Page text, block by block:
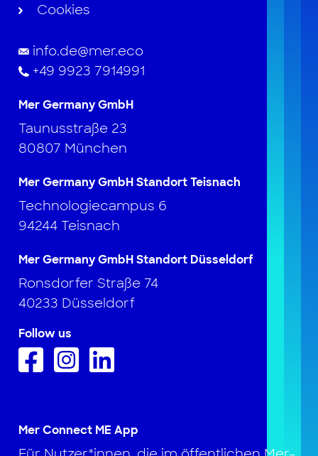
Mer Connect ME App
Cookies
info.de@mer.eco
+49 9923 7914991
Mer Germany GmbH
Taunusstraße 23
80807 München
Mer Germany GmbH Standort Teisnach
Technologiecampus 6
94244 Teisnach
Mer Germany GmbH Standort Düsseldorf
Ronsdorfer Straße 74
40233 Düsseldorf
Follow us